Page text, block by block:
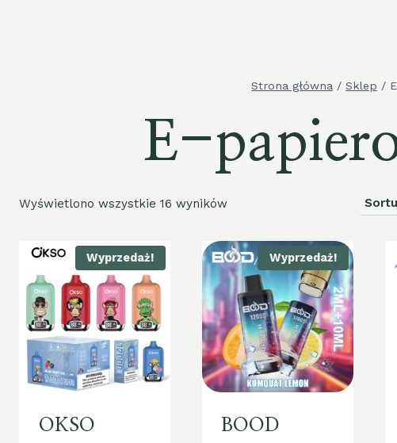
Strona główna / Sklep /
E-
Wyświetlono wszystkie 16 wyników
Wyprzedaż!
OKSO
Wyprzedaż!
BOOD